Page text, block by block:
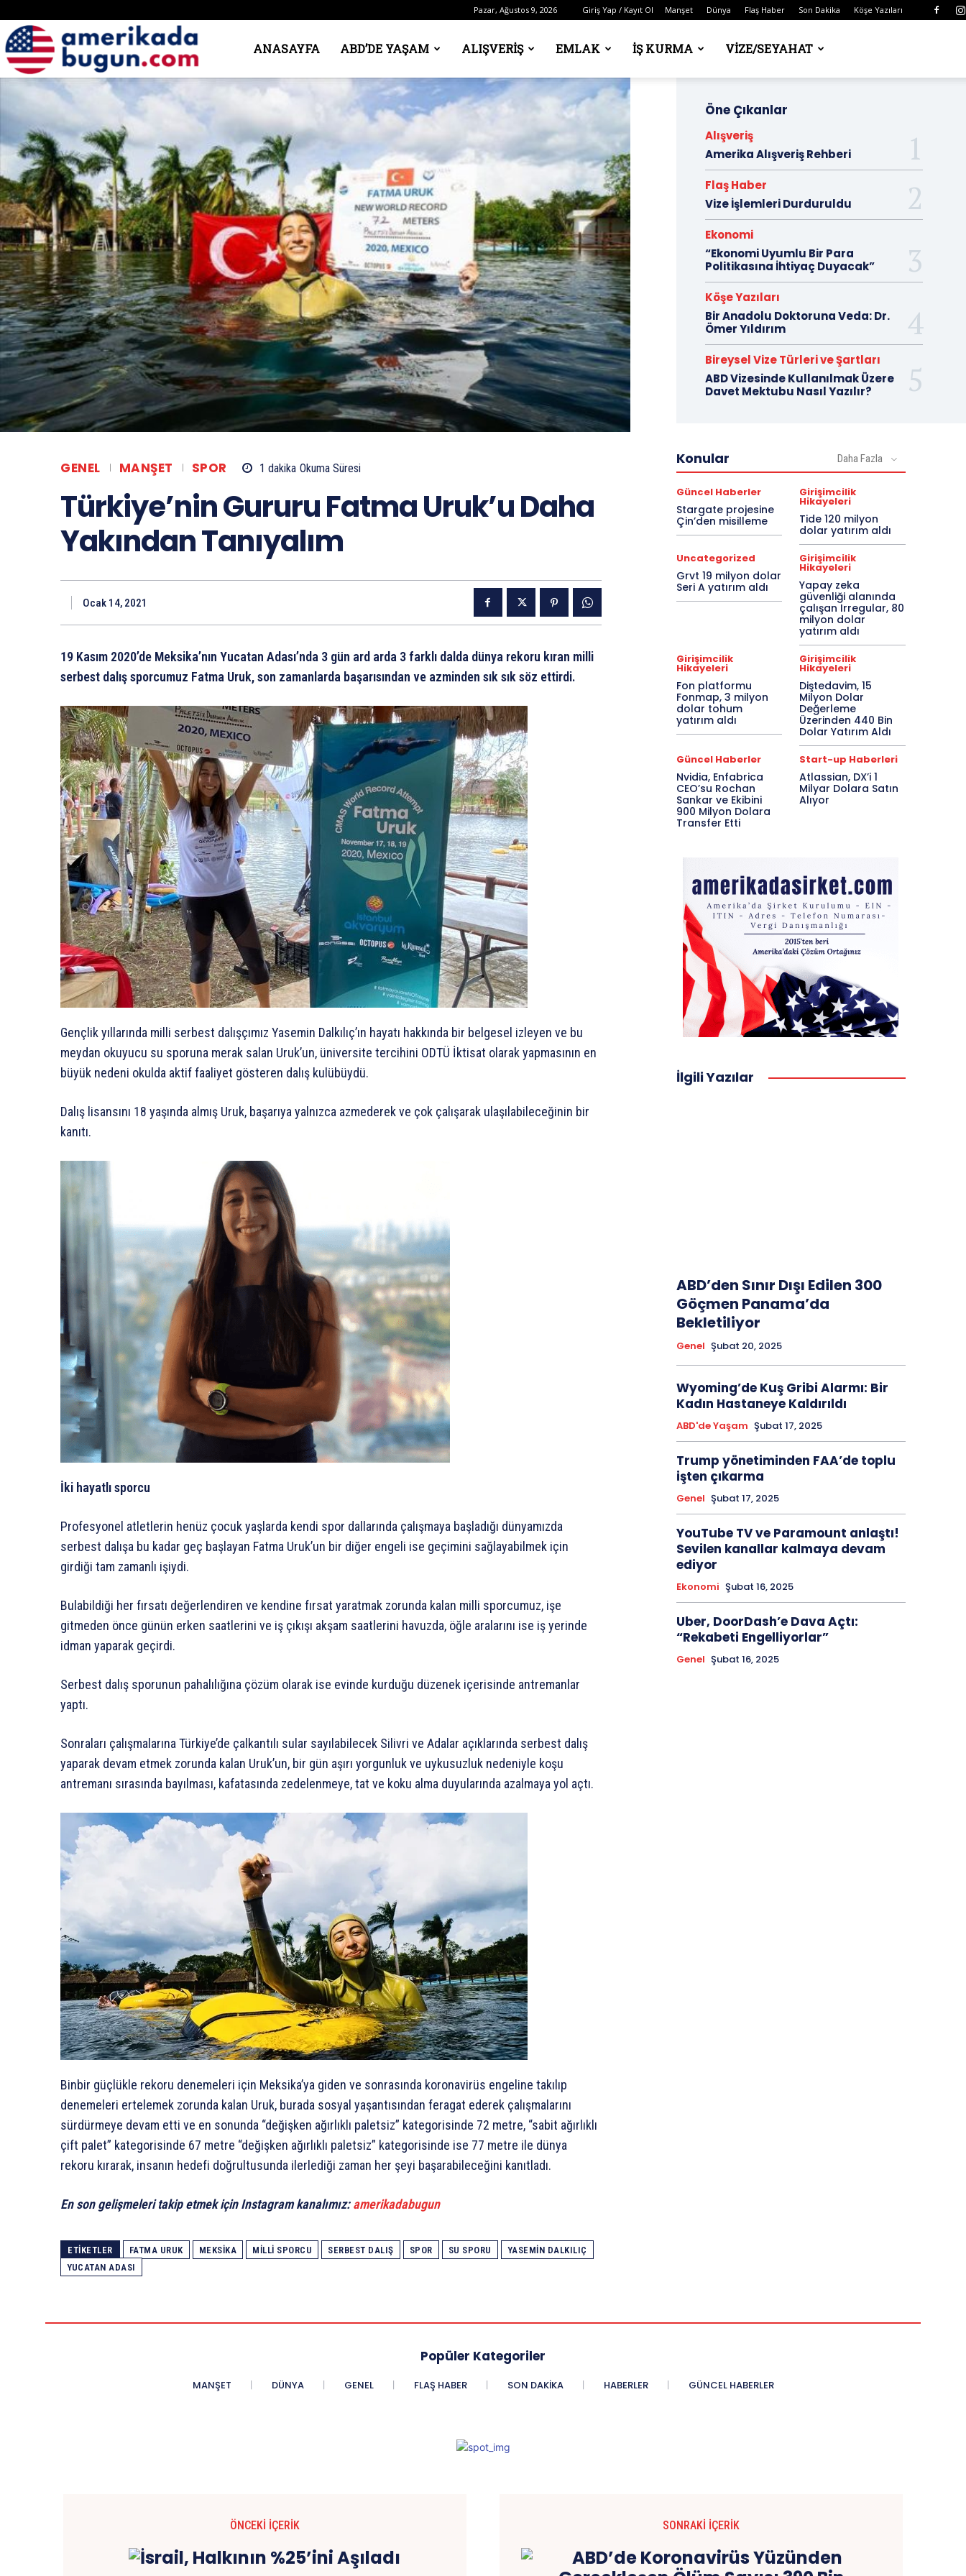
Pazar, Ağustos 9, 2026 Giriş Yap / Kayıt Ol Manşet Dünya Flaş Haber Son Dakika Köşe Yazıları
Amerika’daANASAYFA ABD’DE YAŞAM ALIŞVERIŞ EMLAK İŞ KURMA VIZE/SEYAHAT
GENEL MANŞET SPOR 1 dakika Okuma Süresi
Türkiye’nin Gururu Fatma Uruk’u Daha
Yakından Tanıyalım
Ocak 14, 2021
19 Kasım 2020’de Meksika’nın Yucatan Adası’nda 3 gün ard arda 3 farklı dalda dünya rekoru kıran milli
serbest dalış sporcumuz Fatma Uruk, son zamanlarda başarısından ve azminden sık sık söz ettirdi.
Gençlik yıllarında milli serbest dalışçımız Yasemin Dalkılıç’ın hayatı hakkında bir belgesel izleyen ve bu
meydan okuyucu su sporuna merak salan Uruk’un, üniversite tercihini ODTÜ İktisat olarak yapmasının en
büyük nedeni okulda aktif faaliyet gösteren dalış kulübüydü.
Dalış lisansını 18 yaşında almış Uruk, başarıya yalnızca azmederek ve çok çalışarak ulaşılabileceğinin bir
kanıtı.
İki hayatlı sporcu
Profesyonel atletlerin henüz çocuk yaşlarda kendi spor dallarında çalışmaya başladığı dünyamızda
serbest dalışa bu kadar geç başlayan Fatma Uruk’un bir diğer engeli ise geçimini sağlayabilmek için
girdiği tam zamanlı işiydi.
Bulabildiği her fırsatı değerlendiren ve kendine fırsat yaratmak zorunda kalan milli sporcumuz, işe
gitmeden önce günün erken saatlerini ve iş çıkışı akşam saatlerini havuzda, öğle aralarını ise iş yerinde
idman yaparak geçirdi.
Serbest dalış sporunun pahalılığına çözüm olarak ise evinde kurduğu düzenek içerisinde antremanlar
yaptı.
Sonraları çalışmalarına Türkiye’de çalkantılı sular sayılabilecek Silivri ve Adalar açıklarında serbest dalış
yaparak devam etmek zorunda kalan Uruk’un, bir gün aşırı yorgunluk ve uykusuzluk nedeniyle koşu
antremanı sırasında bayılması, kafatasında zedelenmeye, tat ve koku alma duyularında azalmaya yol açtı.
Binbir güçlükle rekoru denemeleri için Meksika’ya giden ve sonrasında koronavirüs engeline takılıp
denemeleri ertelemek zorunda kalan Uruk, burada sosyal yaşantısından feragat ederek çalışmalarını
sürdürmeye devam etti ve en sonunda “değişken ağırlıklı paletsiz” kategorisinde 72 metre, “sabit ağırlıklı
çift palet” kategorisinde 67 metre “değişken ağırlıklı paletsiz” kategorisinde ise 77 metre ile dünya
rekoru kırarak, insanın hedefi doğrultusunda ilerlediği zaman her şeyi başarabileceğini kanıtladı.
En son gelişmeleri takip etmek için Instagram kanalımız:amerikadabugun
ETIKETLER FATMA URUK MEKSIKA MILLI SPORCU SERBEST DALIŞ SPOR SU SPORU
YASEMIN DALKILIÇ
YUCATAN ADASI
Öne Çıkanlar
Alışveriş
Amerika Alışveriş Rehberi
Flaş Haber
Vize İşlemleri Durduruldu
Ekonomi
“Ekonomi Uyumlu Bir Para
Politikasına İhtiyaç Duyacak”
Köşe Yazıları
Bir Anadolu Doktoruna Veda: Dr.
Ömer Yıldırım
Bireysel Vize Türleri ve Şartları
ABD Vizesinde Kullanılmak Üzere
Davet Mektubu Nasıl Yazılır?
Konular Daha Fazla
Güncel Haberler
Stargate projesine
Çin’den misilleme
Girişimcilik
Hikayeleri
Tide 120 milyon
dolar yatırım aldı
Uncategorized
Grvt 19 milyon dolar
Seri A yatırım aldı
Girişimcilik
Hikayeleri
Yapay zeka
güvenliği alanında
çalışan Irregular, 80
milyon dolar
yatırım aldı
Girişimcilik
Hikayeleri
Fon platformu
Fonmap, 3 milyon
dolar tohum
yatırım aldı
Girişimcilik
Hikayeleri
Diştedavim, 15
Milyon Dolar
Değerleme
Üzerinden 440 Bin
Dolar Yatırım Aldı
Güncel Haberler
Nvidia, Enfabrica
CEO’su Rochan
Sankar ve Ekibini
900 Milyon Dolara
Transfer Etti
Start-up Haberleri
Atlassian, DX’i 1
Milyar Dolara Satın
Alıyor
İlgili Yazılar
ABD’den Sınır Dışı Edilen 300
Göçmen Panama’da
Bekletiliyor
Genel Şubat 20, 2025
Wyoming’de Kuş Gribi Alarmı: Bir
Kadın Hastaneye Kaldırıldı
ABD'de Yaşam Şubat 17, 2025
Trump yönetiminden FAA’de toplu
işten çıkarma
Genel Şubat 17, 2025
YouTube TV ve Paramount anlaştı!
Sevilen kanallar kalmaya devam
ediyor
Ekonomi Şubat 16, 2025
Uber, DoorDash’e Dava Açtı:
“Rekabeti Engelliyorlar”
Genel Şubat 16, 2025
Popüler Kategoriler
MANŞET DÜNYA GENEL FLAŞ HABER SON DAKIKA HABERLER GÜNCEL HABERLER
ÖNCEKI İÇERIK SONRAKI İÇERIK